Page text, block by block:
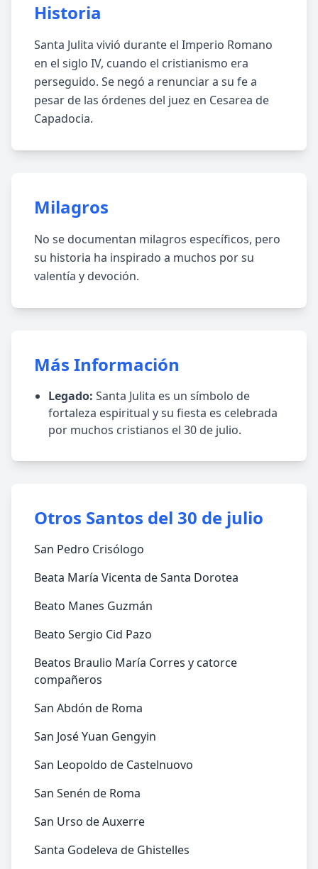
Historia
Santa Julita vivió durante el Imperio Romano
en el siglo IV, cuando el cristianismo era
perseguido. Se negó a renunciar a su fe a
pesar de las órdenes del juez en Cesarea de
Capadocia.
Milagros
No se documentan milagros específicos, pero
su historia ha inspirado a muchos por su
valentía y devoción.
Más Información
Legado: Santa Julita es un símbolo de
fortaleza espiritual y su fiesta es celebrada
por muchos cristianos el 30 de julio.
Otros Santos del 30 de julio
San Pedro Crisólogo
Beata María Vicenta de Santa Dorotea
Beato Manes Guzmán
Beato Sergio Cid Pazo
Beatos Braulio María Corres y catorce
compañeros
San Abdón de Roma
San José Yuan Gengyin
San Leopoldo de Castelnuovo
San Senén de Roma
San Urso de Auxerre
Santa Godeleva de Ghistelles